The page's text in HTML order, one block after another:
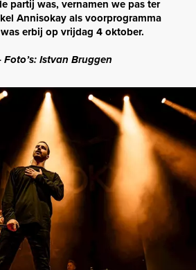
partij was, vernamen we pas ter
Annisokay als voorprogramma
erbij op vrijdag 4 oktober.
Foto’s: Istvan Bruggen